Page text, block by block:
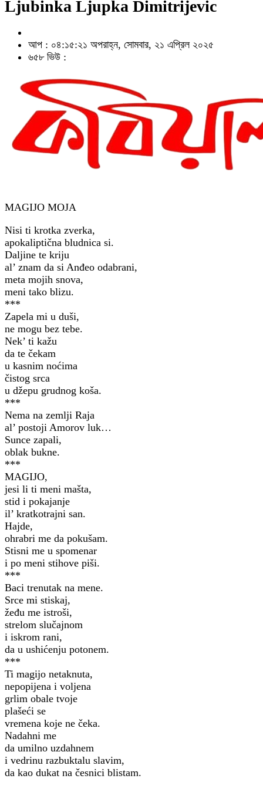
Ljubinka Ljupka Dimitrijevic
আপ : ০৪:১৫:২১ অপরাহ্ন, সোমবার, ২১ এপ্রিল ২০২৫
৬৫৮ ভিউ :
MAGIJO MOJA
Nisi ti krotka zverka,
apokaliptična bludnica si.
Daljine te kriju
al’ znam da si Anđeo odabrani,
meta mojih snova,
meni tako blizu.
***
Zapela mi u duši,
ne mogu bez tebe.
Nek’ ti kažu
da te čekam
u kasnim noćima
čistog srca
u džepu grudnog koša.
***
Nema na zemlji Raja
al’ postoji Amorov luk…
Sunce zapali,
oblak bukne.
***
MAGIJO,
jesi li ti meni mašta,
stid i pokajanje
il’ kratkotrajni san.
Hajde,
ohrabri me da pokušam.
Stisni me u spomenar
i po meni stihove piši.
***
Baci trenutak na mene.
Srce mi stiskaj,
žeđu me istroši,
strelom slučajnom
i iskrom rani,
da u ushićenju potonem.
***
Ti magijo netaknuta,
nepopijena i voljena
grlim obale tvoje
plašeći se
vremena koje ne čeka.
Nadahni me
da umilno uzdahnem
i vedrinu razbuktalu slavim,
da kao dukat na česnici blistam.